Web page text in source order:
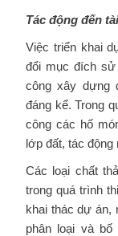
Tác động đến
Việc triển khai
đổi mục đích sử
công xây dựng
đáng kể. Trong
công các hố
lớp đất, tác động
Các loại chất
trong quá trình
khai thác dự án,
phân loại và